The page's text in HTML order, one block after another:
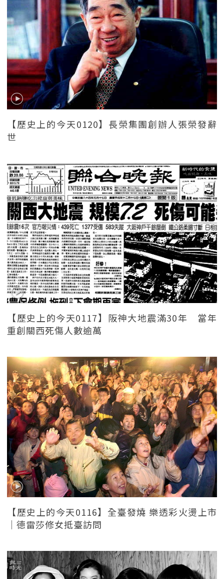
【歷史上的今天0120】長榮集團創辦人張榮發辭
世
【歷史上的今天0117】阪神大地震滿30年 當年
重創關西死傷人數逾萬
【歷史上的今天0116】全臺發燒 樂透彩火燙上市
｜德雷莎修女抵臺訪問